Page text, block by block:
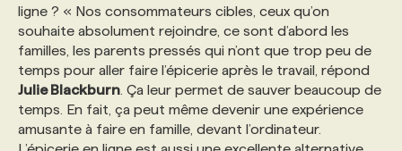
ligne ? « Nos consommateurs cibles, ceux qu’on
souhaite absolument rejoindre, ce sont d’abord les
familles, les parents pressés qui n’ont que trop peu de
temps pour aller faire l’épicerie après le travail, répond
Julie Blackburn . Ça leur permet de sauver beaucoup de
temps. En fait, ça peut même devenir une expérience
amusante à faire en famille, devant l’ordinateur.